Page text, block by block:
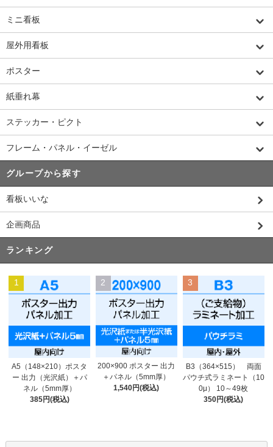
ミニ看板
屋外用看板
ポスター
紙垂れ幕
ステッカー・ピクト
フレーム・パネル・イーゼル
グループから探す
看板いいな
企画商品
ランキング
1
A5（148×210）ポスタ
ー 出力（光沢紙）＋パ
ネル（5mm厚）
385円(税込)
2
200×900 ポスター 出力
＋パネル（5mm厚）
1,540円(税込)
3
B3（364×515） 両面
パウチ式ラミネート（10
0μ） 10～49枚
350円(税込)